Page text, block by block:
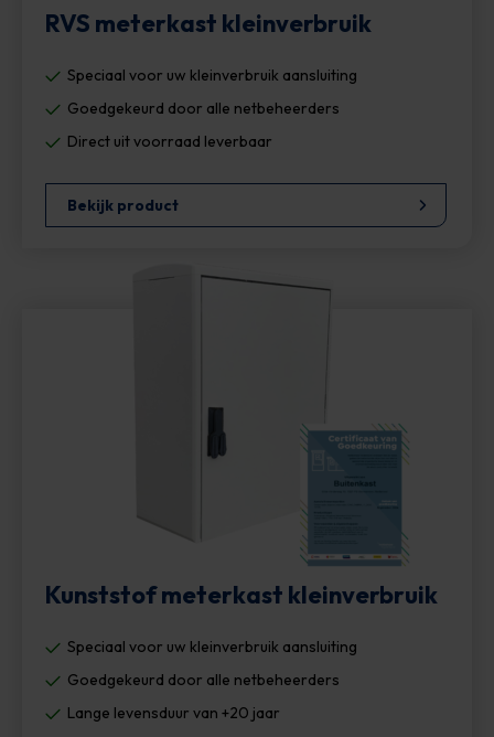
RVS meterkast kleinverbruik
Speciaal voor uw kleinverbruik aansluiting
Goedgekeurd door alle netbeheerders
Direct uit voorraad leverbaar
Bekijk product
Kunststof meterkast kleinverbruik
Speciaal voor uw kleinverbruik aansluiting
Goedgekeurd door alle netbeheerders
Lange levensduur van +20 jaar